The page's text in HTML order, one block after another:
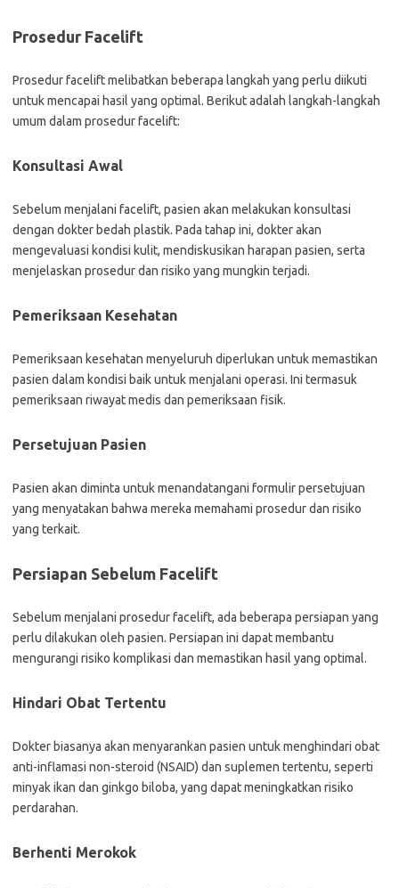
Prosedur Facelift
Prosedur facelift melibatkan beberapa langkah yang perlu diikuti
untuk mencapai hasil yang optimal. Berikut adalah langkah-langkah
umum dalam prosedur facelift:
Konsultasi Awal
Sebelum menjalani facelift, pasien akan melakukan konsultasi
dengan dokter bedah plastik. Pada tahap ini, dokter akan
mengevaluasi kondisi kulit, mendiskusikan harapan pasien, serta
menjelaskan prosedur dan risiko yang mungkin terjadi.
Pemeriksaan Kesehatan
Pemeriksaan kesehatan menyeluruh diperlukan untuk memastikan
pasien dalam kondisi baik untuk menjalani operasi. Ini termasuk
pemeriksaan riwayat medis dan pemeriksaan fisik.
Persetujuan Pasien
Pasien akan diminta untuk menandatangani formulir persetujuan
yang menyatakan bahwa mereka memahami prosedur dan risiko
yang terkait.
Persiapan Sebelum Facelift
Sebelum menjalani prosedur facelift, ada beberapa persiapan yang
perlu dilakukan oleh pasien. Persiapan ini dapat membantu
mengurangi risiko komplikasi dan memastikan hasil yang optimal.
Hindari Obat Tertentu
Dokter biasanya akan menyarankan pasien untuk menghindari obat
anti-inflamasi non-steroid (NSAID) dan suplemen tertentu, seperti
minyak ikan dan ginkgo biloba, yang dapat meningkatkan risiko
perdarahan.
Berhenti Merokok